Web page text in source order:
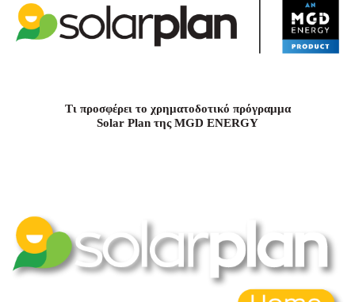
Τι προσφέρει το χρηματοδοτικό πρόγραμμα
Solar Plan της MGD ENERGY